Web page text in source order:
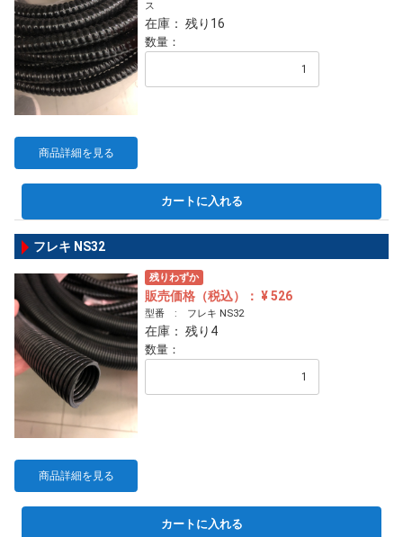
商品詳細を見る
ス
在庫： 残り16
数量：
カートに入れる
フレキ NS32
商品詳細を見る
残りわずか
販売価格（税込）： ¥ 526
型番 : フレキ NS32
在庫： 残り4
数量：
カートに入れる